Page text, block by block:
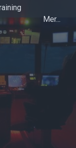
Mer...